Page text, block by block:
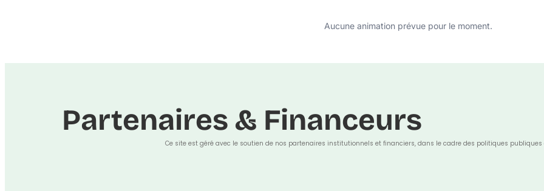
Aucune animation prévue pour le moment.
Partenaires & Financeurs
Ce site est géré avec le soutien de nos partenaires institutionnels et financiers, dans le cadre des politiques